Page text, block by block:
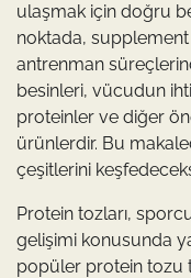
ulaşmak için doğru
noktada,
antrenman
besinleri, vücudun
proteinler ve diğer
ürünlerdir. Bu
çeşitlerini
Protein tozları,
gelişimi konusunda
popüler protein tozu